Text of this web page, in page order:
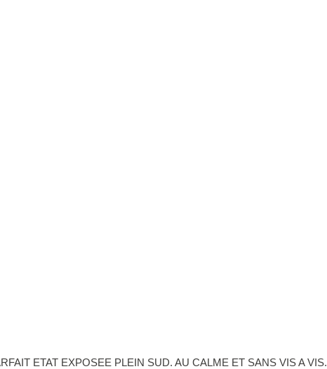
ETAT EXPOSEE PLEIN SUD. AU CALME ET SANS VIS A VIS.